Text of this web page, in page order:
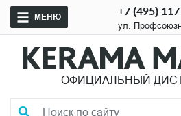
МЕНЮ +7 (495)
ул.
ОФИЦИАЛЬНЫЙ